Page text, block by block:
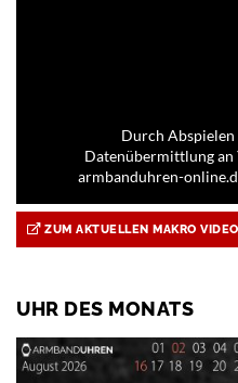
Durch Abspielen
Datenübermittlung an
armbanduhren-
ZUM AKTUELLEN MAKRO VIDEO
UHR DES MONATS